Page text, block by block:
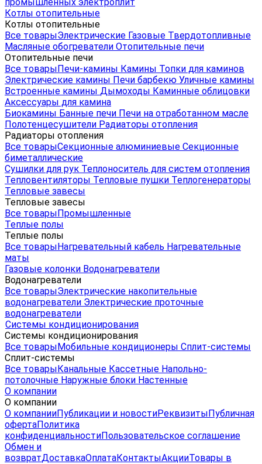
Котлы отопительные
Котлы отопительные
Все товарыЭлектрические Газовые Твердотопливные
Масляные обогреватели Отопительные печи
Отопительные печи
Все товарыПечи-камины Камины Топки для каминов
Электрические камины Печи барбекю Уличные камины
Встроенные камины Дымоходы Каминные облицовки
Аксессуары для камина
Биокамины Банные печи Печи на отработанном масле
Полотенцесушители Радиаторы отопления
Радиаторы отопления
Все товарыСекционные алюминиевые Секционные
биметаллические
Сушилки для рук Теплоноситель для систем отопления
Тепловентиляторы Тепловые пушки Теплогенераторы
Тепловые завесы
Тепловые завесы
Все товарыПромышленные
Теплые полы
Теплые полы
Все товарыНагревательный кабель Нагревательные
маты
Газовые колонки Водонагреватели
Водонагреватели
Все товарыЭлектрические накопительные
водонагреватели Электрические проточные
водонагреватели
Системы кондиционирования
Системы кондиционирования
Все товарыМобильные кондиционеры Сплит-системы
Сплит-системы
Все товарыКанальные Кассетные Напольно-
потолочные Наружные блоки Настенные
О компании
О компании
О компанииПубликации и новостиРеквизитыПубличная
офертаПолитика
конфиденциальностиПользовательское соглашение
Обмен и
возвратДоставкаОплатаКонтактыАкцииТовары в